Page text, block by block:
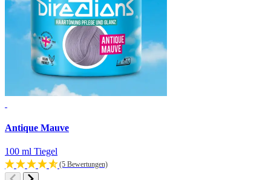
Antique Mauve
100 ml Tiegel
(5 Bewertungen)